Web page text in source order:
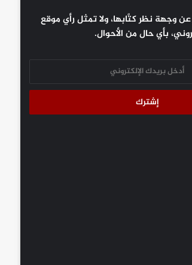
عن وجهة نظر كتَّابها، ولا تمثل رأي موقع
بأي حال من الأحوال.